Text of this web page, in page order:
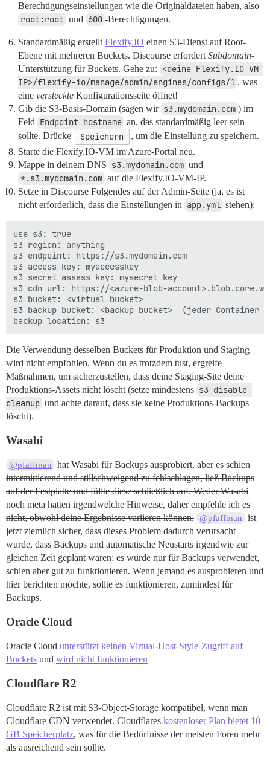
Berechtigungseinstellungen wie die Originaldateien haben, also
root:root und 600 -Berechtigungen.
Standardmäßig erstelltFlexify.IO einen S3-Dienst auf Root-
Ebene mit mehreren Buckets. Discourse erfordertSubdomain-
Unterstützung für Buckets. Gehe zu: <deine Flexify.IO VM
IP>/flexify-io/manage/admin/engines/configs/1 , was
eine versteckte Konfigurationsseite öffnet!
Gib die S3-Basis-Domain (sagen wir s3.mydomain.com ) im
Feld Endpoint hostname an, das standardmäßig leer sein
sollte. Drücke
Speichern
, um die Einstellung zu speichern.
Starte die Flexify.IO-VM im Azure-Portal neu.
Mappe in deinem DNS s3.mydomain.com und
*.s3.mydomain.com auf die Flexify.IO-VM-IP.
Setze in Discourse Folgendes auf der Admin-Seite (ja, es ist
nicht erforderlich, dass die Einstellungen in app.yml stehen):
use s3: true
s3 region: anything
s3 endpoint: https://s3.mydomain.com
s3 access key: myaccesskey
s3 secret assess key: mysecret key
s3 cdn url: https://<azure-blob-
s3 bucket: <virtual bucket>
s3 backup bucket: <backup bucket>  (jeder
Die Verwendung desselben Buckets für Produktion und Staging
wird nicht empfohlen. Wenn du es trotzdem tust, ergreife
Maßnahmen, um sicherzustellen, dass deine Staging-Site deine
Produktions-Assets nicht löscht (setze mindestens s3 disable
cleanup und achte darauf, dass sie keine Produktions-Backups
löscht).
Wasabi
@pfaffman hat Wasabi für Backups ausprobiert, aber es schien
intermittierend und stillschweigend zu fehlschlagen, ließ Backups
auf der Festplatte und füllte diese schließlich auf. Weder Wasabi
noch meta hatten irgendwelche Hinweise, daher empfehle ich es
nicht, obwohl deine Ergebnisse variieren können. @pfaffman
ist
jetzt ziemlich sicher, dass dieses Problem dadurch verursacht
wurde, dass Backups und automatische Neustarts irgendwie zur
gleichen Zeit geplant waren; es wurde nur für Backups verwendet,
schien aber gut zu funktionieren. Wenn jemand es ausprobieren und
hier berichten möchte, sollte es funktionieren, zumindest für
Backups.
Oracle Cloud
Oracle Cloud unterstützt keinen Virtual-Host-Style-Zugriff auf
Buckets und wird nicht funktionieren
Cloudflare R2
Cloudflare R2 ist mit S3-Object-Storage kompatibel, wenn man
Cloudflare CDN verwendet. Cloudflares kostenloser Plan bietet 10
GB Speicherplatz, was für die Bedürfnisse der meisten Foren mehr
als ausreichend sein sollte.